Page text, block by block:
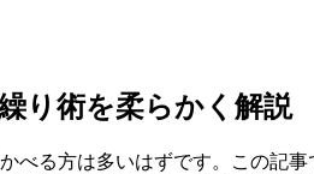
り術を柔らかく解説
べる方は多いはずです。この記事